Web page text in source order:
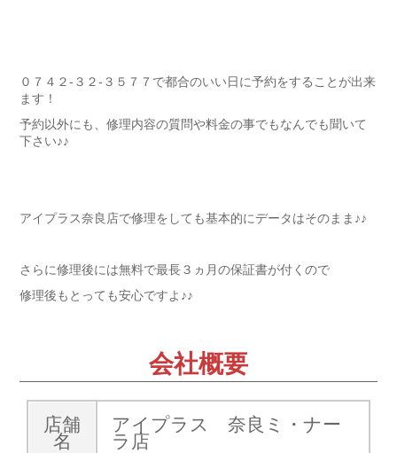
０７４２-３２-３５７７で都合のいい日に予約をすることが出来
ます！
予約以外にも、修理内容の質問や料金の事でもなんでも聞いて
下さい♪♪
アイプラス奈良店で修理をしても基本的にデータはそのまま♪♪
さらに修理後には無料で最長３ヵ月の保証書が付くので
修理後もとっても安心ですよ♪♪
会社概要
店舗
名
アイプラス 奈良ミ・ナー
ラ店